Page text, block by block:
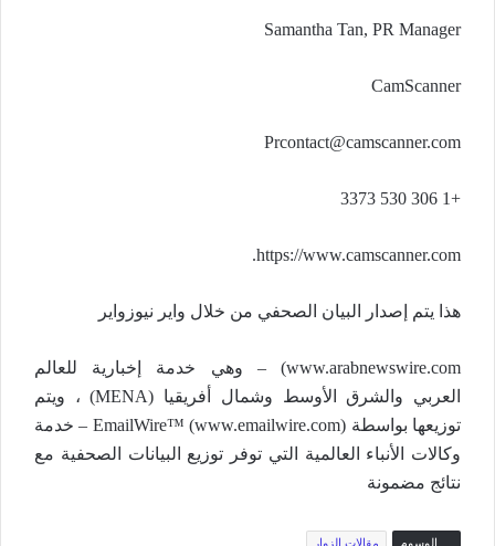
Samantha Tan, PR Manager
CamScanner
Prcontact@camscanner.com
+1 306 530 3373
https://www.camscanner.com.
هذا يتم إصدار البيان الصحفي من خلال واير نيوزواير
www.arabnewswire.com) – وهي خدمة إخبارية للعالم
العربي والشرق الأوسط وشمال أفريقيا (MENA) ، ويتم
توزيعها بواسطة EmailWire™ (www.emailwire.com) – خدمة
وكالات الأنباء العالمية التي توفر توزيع البيانات الصحفية مع
نتائج مضمونة
الوسوم مقالات الزوار